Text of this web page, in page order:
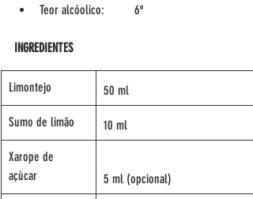
Teor alcóolico:	6º
INGREDIENTES
Limontejo 50 ml
Sumo de limão 10 ml
Xarope de
açùcar
5 ml (opcional)